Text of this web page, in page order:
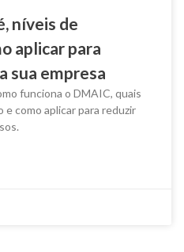
níveis de
aplicar para
sua empresa
funciona o DMAIC, quais
e como aplicar para reduzir